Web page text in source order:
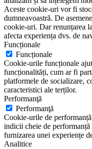
Aceste cookie-uri vor fi
dumneavoastră. De
cookie-uri. Dar renunțarea
afecta experiența dvs. de
Funcționale
Funcționale
Cookie-urile funcționale
funcționalități, cum ar fi
platformele de socializare,
caracteristici ale terților.
Performanţă
Performanţă
Cookie-urile de
indicii cheie de
furnizarea unei experiențe
Analitice